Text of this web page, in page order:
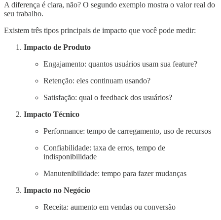
A diferença é clara, não? O segundo exemplo mostra o valor real do
seu trabalho.
Existem três tipos principais de impacto que você pode medir:
Impacto de Produto
Engajamento: quantos usuários usam sua feature?
Retenção: eles continuam usando?
Satisfação: qual o feedback dos usuários?
Impacto Técnico
Performance: tempo de carregamento, uso de recursos
Confiabilidade: taxa de erros, tempo de
indisponibilidade
Manutenibilidade: tempo para fazer mudanças
Impacto no Negócio
Receita: aumento em vendas ou conversão